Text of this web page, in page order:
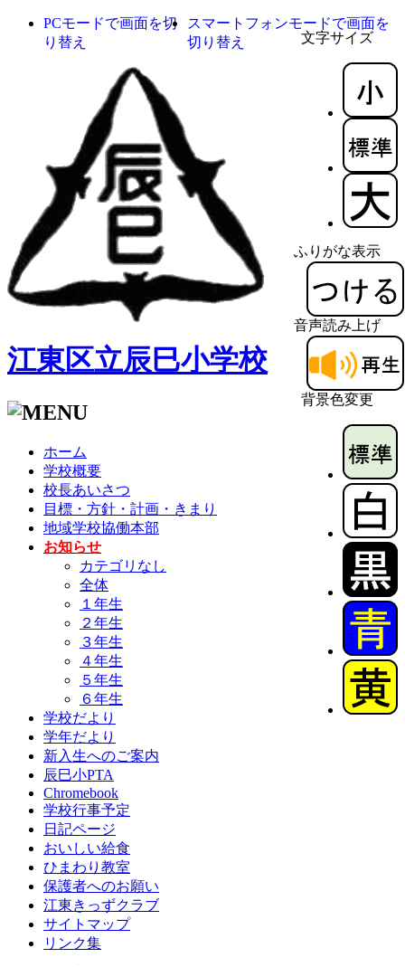
文字サイズ
ふりがな表示
音声読み上げ
背景色変更
PCモードで画面を切
り替え
スマートフォンモードで画面を
切り替え
江東区立辰巳小学校
ホーム
学校概要
校長あいさつ
目標・方針・計画・きまり
地域学校協働本部
お知らせ
カテゴリなし
全体
１年生
２年生
３年生
４年生
５年生
６年生
学校だより
学年だより
新入生へのご案内
辰巳小PTA
Chromebook
学校行事予定
日記ページ
おいしい給食
ひまわり教室
保護者へのお願い
江東きっずクラブ
サイトマップ
リンク集